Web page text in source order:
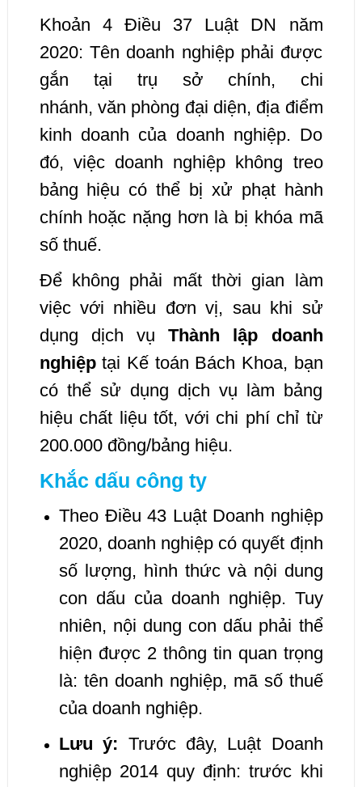
Khoản 4 Điều 37 Luật DN năm
2020: Tên doanh nghiệp phải được
gắn tại trụ sở chính, chi
nhánh, văn phòng đại diện, địa điểm
kinh doanh của doanh nghiệp. Do
đó, việc doanh nghiệp không treo
bảng hiệu có thể bị xử phạt hành
chính hoặc nặng hơn là bị khóa mã
số thuế.
Để không phải mất thời gian làm
việc với nhiều đơn vị, sau khi sử
dụng dịch vụThành lập doanh
nghiệptại Kế toán Bách Khoa, bạn
có thể sử dụng dịch vụ làm bảng
hiệu chất liệu tốt, với chi phí chỉ từ
200.000 đồng/bảng hiệu.
Khắc dấu công ty
Theo Điều 43 Luật Doanh nghiệp
2020, doanh nghiệp có quyết định
số lượng, hình thức và nội dung
con dấu của doanh nghiệp. Tuy
nhiên, nội dung con dấu phải thể
hiện được 2 thông tin quan trọng
là: tên doanh nghiệp, mã số thuế
của doanh nghiệp.
Lưu ý: Trước đây, Luật Doanh
nghiệp 2014 quy định: trước khi